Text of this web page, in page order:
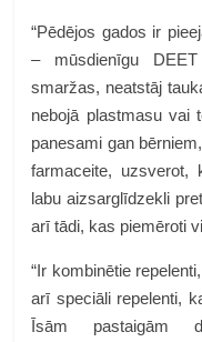
“Pēdējos gados ir
– mūsdienīgu
smaržas, neatstāj
nebojā plastmasu vai
panesami gan
farmaceite, uzsverot,
labu aizsarglīdzekli
arī tādi, kas piemēroti
“Ir kombinētie
arī speciāli repelenti,
Īsām pastaigām